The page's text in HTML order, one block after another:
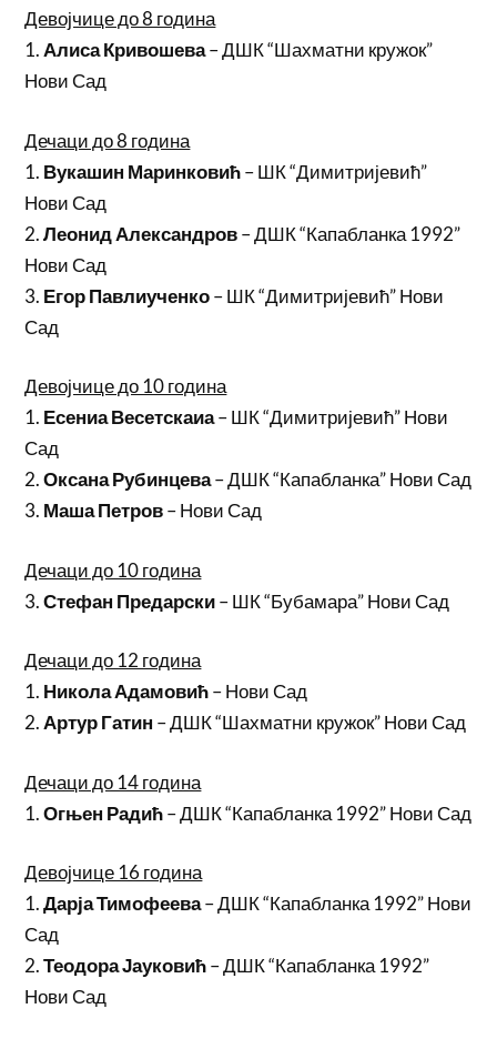
Девојчице до 8 година
1. Алиса Кривошева– ДШК “Шахматни кружок”
Нови Сад
Дечаци до 8 година
1. Вукашин Маринковић– ШК “Димитријевић”
Нови Сад
2.Леонид Александров– ДШК “Капабланка 1992”
Нови Сад
3. Егор Павлиученко– ШК “Димитријевић” Нови
Сад
Девојчице до 10 година
1. Есениа Весетскаиа– ШК “Димитријевић” Нови
Сад
2.Оксана Рубинцева– ДШК “Капабланка” Нови Сад
3. Маша Петров– Нови Сад
Дечаци до 10 година
3.Стефан Предарски– ШК “Бубамара” Нови Сад
Дечаци до 12 година
1. Никола Адамовић– Нови Сад
2. Артур Гатин – ДШК “Шахматни кружок” Нови Сад
Дечаци до 14 година
1.Огњен Радић– ДШК “Капабланка 1992” Нови Сад
Девојчице 16 година
1.Дарја Тимофеева– ДШК “Капабланка 1992” Нови
Сад
2.Теодора Јауковић– ДШК “Капабланка 1992”
Нови Сад